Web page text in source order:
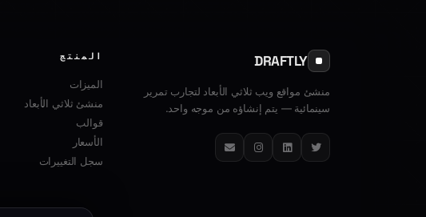
DRAFTLY
منشئ مواقع ويب ثلاثي الأبعاد لتجارب تمرير
سينمائية — يتم إنشاؤه من موجه واحد.
تويتر لينكدإنإنستغرامالبريد الإلكتروني
المنتج
الميزات
منشئ ثلاثي الأبعاد
قوالب
الأسعار
سجل التغييرات